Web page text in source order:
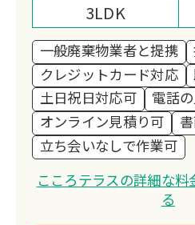
3LDK
一般廃棄物業者と提携
クレジットカード対応
土日祝日対応可
電話
オンライン見積り可
立ち会いなしで作業可
こころテラスの詳細な
る